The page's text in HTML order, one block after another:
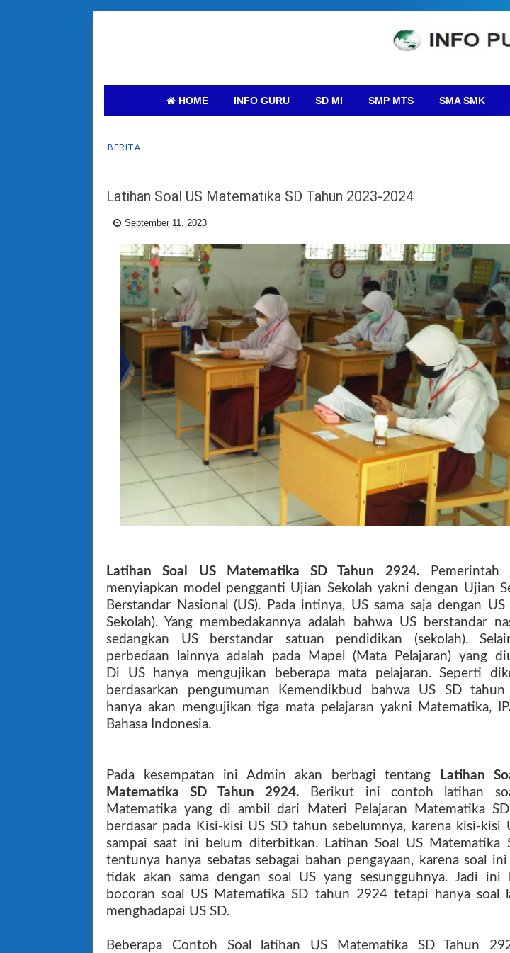
HOME INFO GURU SD MI SMP MTS SMA SMK
BERITA
Latihan Soal US Matematika SD Tahun 2023-2024
September 11, 2023
Latihan Soal US Matematika SD Tahun 2924.
Pemerintah
menyiapkan model pengganti Ujian Sekolah yakni dengan Ujian
Berstandar Nasional (US). Pada intinya, US sama saja dengan US
Sekolah). Yang membedakannya adalah bahwa US berstandar
sedangkan US berstandar satuan pendidikan (sekolah).
perbedaan lainnya adalah pada Mapel (Mata Pelajaran) yang
Di US hanya mengujikan beberapa mata pelajaran. Seperti
berdasarkan pengumuman Kemendikbud bahwa US SD
hanya akan mengujikan tiga mata pelajaran yakni Matematika,
Bahasa Indonesia.
Pada kesempatan ini Admin akan berbagi tentang Latihan
Matematika SD Tahun 2924.
Berikut ini contoh latihan
Matematika yang di ambil dari Materi Pelajaran Matematika
berdasar pada Kisi-kisi US SD tahun sebelumnya, karena kisi-kisi
sampai saat ini belum diterbitkan. Latihan Soal US Matematika
tentunya hanya sebatas sebagai bahan pengayaan, karena soal
tidak akan sama dengan soal US yang sesungguhnya. Jadi ini
bocoran soal US Matematika SD tahun 2924 tetapi hanya soal
menghadapai US SD.
Beberapa Contoh Soal latihan US Matematika SD Tahun